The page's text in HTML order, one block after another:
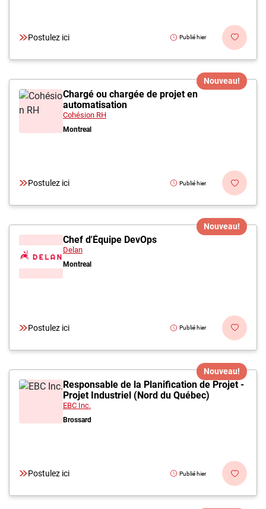
Postulez ici Publié hier
Nouveau!
Chargé ou chargée de projet en
automatisation
Cohésion RH
Montreal
Postulez ici Publié hier
Nouveau!
Chef d'Équipe DevOps
Delan
Montreal
Postulez ici Publié hier
Nouveau!
Responsable de la Planification de Projet -
Projet Industriel (Nord du Québec)
EBC Inc.
Brossard
Postulez ici Publié hier